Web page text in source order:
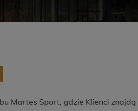
Martes Sport, gdzie Klienci